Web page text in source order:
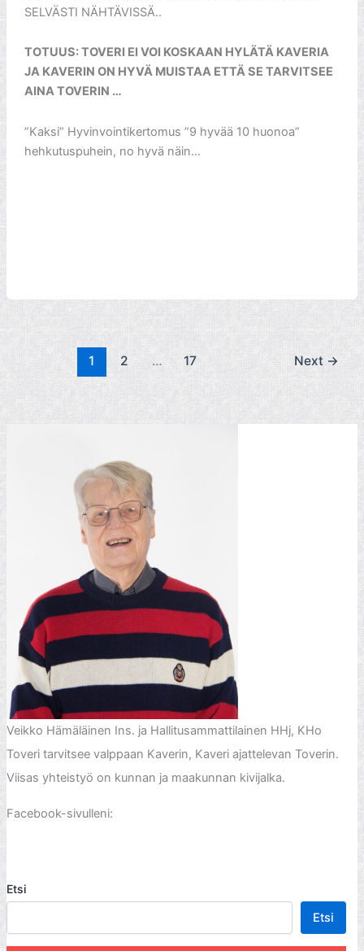
SELVÄSTI NÄHTÄVISSÄ..
TOTUUS: TOVERI EI VOI KOSKAAN HYLÄTÄ KAVERIA
JA KAVERIN ON HYVÄ MUISTAA ETTÄ SE TARVITSEE
AINA TOVERIN …
”Kaksi” Hyvinvointikertomus ”9 hyvää 10 huonoa”
hehkutuspuhein, no hyvä näin…
1 2 … 17 Next →
Veikko Hämäläinen Ins. ja Hallitusammattilainen HHj, KHo
Toveri tarvitsee valppaan Kaverin, Kaveri ajattelevan Toverin.
Viisas yhteistyö on kunnan ja maakunnan kivijalka.
Facebook-sivulleni:
Etsi
Etsi